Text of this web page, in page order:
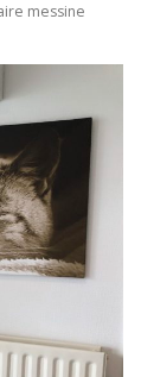
messine